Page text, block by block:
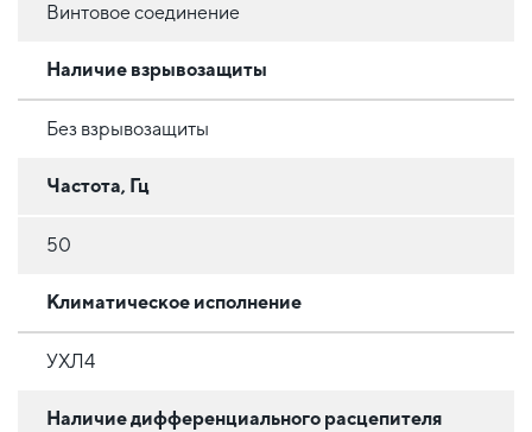
Винтовое соединение
Наличие взрывозащиты
Без взрывозащиты
Частота, Гц
50
Климатическое исполнение
УХЛ4
Наличие дифференциального расцепителя